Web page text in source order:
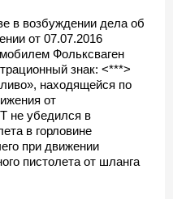
в возбуждении дела об
от 07.07.2016
Фольксваген
знак: <***>
находящейся по
от
не убедился в
в горловине
при движении
пистолета от шланга